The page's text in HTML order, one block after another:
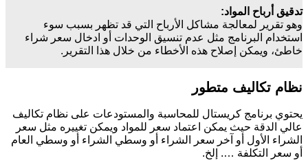
تدقيق أرباح المواد:
وهو تقرير لمعالجة مشاكل الأرباح التي قد تظهر بسبب سوء
استخدام البرنامج مثل عدم تنسيق الوحدات أو ادخال سعر شراء
خاطئ، ويمكن إصلاح هذه الأخطاء من خلال هذا التقرير.
نظام تكاليف متطور
يحتوي برنامج كريستال للمحاسبة والمستودعات على نظام تكاليف
عالي الدقة حيث يمكن اعتماد سعر للمواد ويمكن تغييره مثل سعر
الشراء الأول أو آخر سعر الشراء أو وسطي الشراء أو وسطي العام
أو سعر التكلفة …. إلخ.